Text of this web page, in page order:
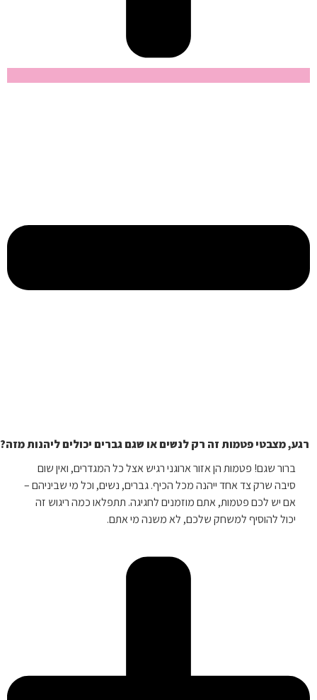
רגע, מצבטי פטמות זה רק לנשים או שגם גברים יכולים ליהנות מזה?
ברור שגם! פטמות הן אזור ארוגני רגיש אצל כל המגדרים, ואין שום
סיבה שרק צד אחד ייהנה מכל הכיף. גברים, נשים, וכל מי שביניהם –
אם יש לכם פטמות, אתם מוזמנים לחגיגה. תתפלאו כמה ריגוש זה
יכול להוסיף למשחק שלכם, לא משנה מי אתם.